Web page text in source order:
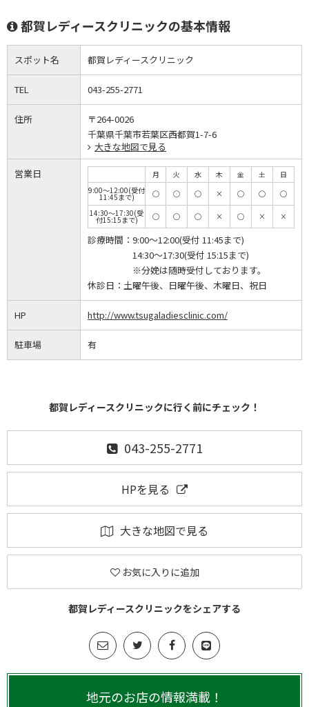
都賀レディースクリニックの基本情報
スポット名 都賀レディースクリニック
TEL 043-255-2771
住所
〒264-0026
千葉県千葉市若葉区西都賀1-7-6
大きな地図で見る
営業日 月 火 水 木 金 土
日
9:00～12:00(受付
11:45まで) ◯ ◯ ◯ × ◯ ◯
◯
14:30～17:30(受
付15:15まで) ◯ ◯ ◯ × ◯ × ×
診療時間： 9:00～12:00(受付 11:45まで)
14:30～17:30(受付 15:15まで)
※分娩は随時受付しております。
休診日： 土曜午後、日曜午後、木曜日、祝日
HP http://www.tsugaladiesclinic.com/
駐車場 有
都賀レディースクリニックに行く前にチェック！
043-255-2771
HPを見る
大きな地図で見る
お気に入りに追加
都賀レディースクリニックをシェアする
地元のお店の情報満載！